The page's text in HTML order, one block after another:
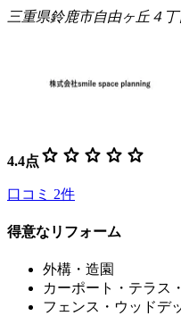
三重県鈴鹿市自由ヶ丘４
4.4点 star star star star star
口コミ 2件
得意なリフォーム
外構・造園
カーポート・テラス
フェンス・ウッドデ